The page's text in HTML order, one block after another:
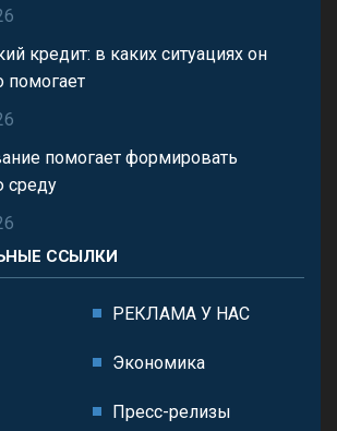
кредит: в каких ситуациях он
помогает
помогает формировать
среду
ССЫЛКИ
РЕКЛАМА У НАС
Экономика
Пресс-релизы